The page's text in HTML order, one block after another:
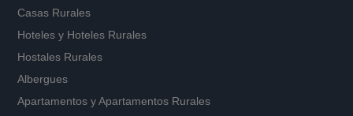
Casas Rurales
Hoteles y Hoteles Rurales
Hostales Rurales
Albergues
Apartamentos yApartamentos Rurales